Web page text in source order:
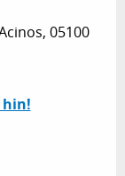
05100
hin!